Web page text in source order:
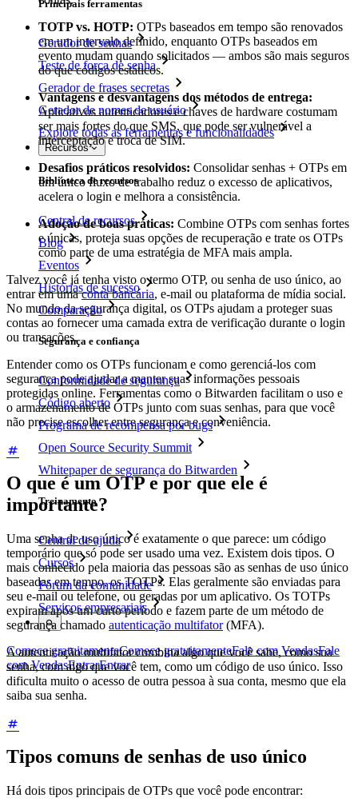
Principais ferramentas
Gerador de senhas
Teste de força de senha
Gerador de frases secretas
Gerador de nomes de usuário
Explore todas as ferramentas e funcionalidades
Recursos
Biblioteca de recursos
Central de recursos
Blog
Eventos
Histórias de sucesso
Comparação
Segurança e confiança
Conformidade de segurança
Código aberto
Programa de recompensa por bugs
Open Source Security Summit
Whitepaper de segurança do Bitwarden
Treinamento
Central de ajuda
Cursos
Fórum da comunidade
Serviços empresariais
Comece gratuitamenteComece gratuitamenteFale com VendasFale
com VendasEntrarEntrar
TOTP vs. HOTP: OTPs baseados em tempo são renovados
em um intervalo definido, enquanto OTPs baseados em
evento mudam quando solicitados — ambos são mais seguros
do que códigos estáticos.
Vantagens e desvantagens dos métodos de entrega:
Aplicativos autenticadores e chaves de hardware costumam
ser mais fortes do que SMS, que pode ser vulnerável a
interceptação e troca de SIM.
Desafios práticos resolvidos: Consolidar senhas + OTPs em
um único fluxo de trabalho reduz o excesso de aplicativos,
acelera o login e melhora a consistência.
Adoção de boas práticas: Combine OTPs com senhas fortes
e únicas, proteja suas opções de recuperação e trate os OTPs
como parte de uma estratégia de MFA mais ampla.
Talvez você já tenha visto o termo OTP, ou senha de uso único, ao
entrar em umaconta bancária, e-mail ou plataforma de mídia social.
No mundo da segurança digital, os OTPs ajudam a proteger suas
contas ao fornecer uma camada extra de verificação durante o login
ou transações.
Entender como os OTPs funcionam e como gerenciá-los com
segurança pode ajudar a manter suas informações pessoais
protegidas online. Ferramentas como o Bitwarden facilitam o uso e
o armazenamento de OTPs junto com suas senhas, para que você
não precise escolher entre segurança e conveniência.
O que é um OTP e por que ele é
importante?
Uma senha de uso único é exatamente o que parece: um código
temporário que só pode ser usado uma vez. Existem dois tipos. O
mais conhecido pela maioria das pessoas são as senhas de uso único
baseadas em tempo, os TOTPs. Elas geralmente são enviadas para
seu e-mail ou telefone, ou geradas por um aplicativo. Os TOTPs
expiram após um curto período e fazem parte de um método de
segurança chamado autenticação multifator(MFA).
A autenticação multifator combina algo que você sabe, como sua
senha, com algo que você tem, como um código de uso único. Isso
dificulta muito o acesso de outra pessoa à sua conta, mesmo que ela
saiba sua senha.
Tipos comuns de senhas de uso único
Há dois tipos principais de OTPs que você pode encontrar: